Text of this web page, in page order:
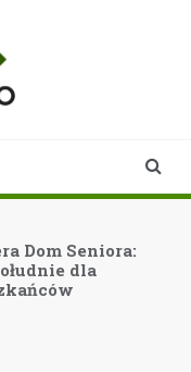
Seniora:
dla